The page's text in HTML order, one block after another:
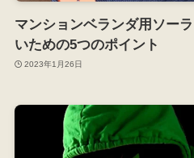
マンションベランダ用ソー
いための5つのポイント
2023年1月26日